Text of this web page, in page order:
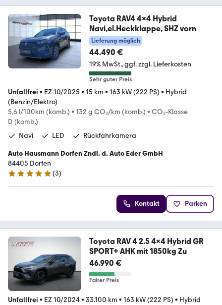
Toyota RAV4 4x4 Hybrid
Navi,el.Heckklappe, SHZ vorn
Lieferung möglich
44.490 €
19% MwSt. ggf. zzgl. Lieferkosten
Sehr guter Preis
Unfallfrei • EZ 10/2025 • 15 km • 163 kW (222 PS) • Hybrid
(Benzin/Elektro)
5,6 l/100km (komb.) • 132 g CO₂/km (komb.) • CO₂-Klasse
D (komb.)
Navi
LED Rückfahrkamera
Auto Hausmann Dorfen Zndl. d. Auto Eder GmbH
84405 Dorfen
5 Sterne
(3)
Kontakt Parken
Toyota RAV 4 2.5 4x4 Hybrid GR
SPORT+ AHK mit 1850kg Zu
46.990 €
Fairer Preis
Unfallfrei • EZ 10/2024• 33.100 km • 163 kW (222 PS) • Hybrid